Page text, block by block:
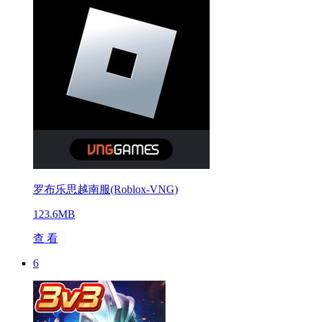
罗布乐思越南服(Roblox-VNG)
123.6MB
查 看
6